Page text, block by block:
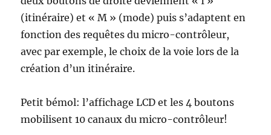
(itinéraire) et « M » (mode) puis s’adaptent en
fonction des requêtes du micro-contrôleur,
avec par exemple, le choix de la voie lors de la
création d’un itinéraire.
Petit bémol: l’affichage LCD et les 4 boutons
mobilisent 10 canaux du micro-contrôleur!